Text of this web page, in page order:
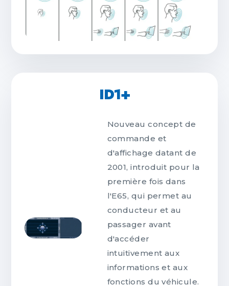
ID1+
Nouveau concept de
commande et
d'affichage datant de
2001, introduit pour la
première fois dans
l'E65, qui permet au
conducteur et au
passager avant
d'accéder
intuitivement aux
informations et aux
fonctions du véhicule.